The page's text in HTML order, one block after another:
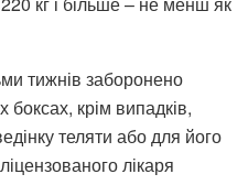
тижнів заборонено
боксах, крім випадків,
теляти або для його
лікаря